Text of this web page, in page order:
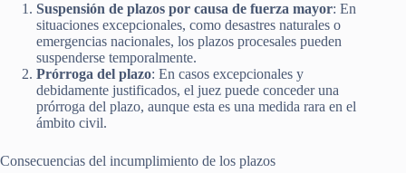
Suspensión de plazos por causa de fuerza mayor: En
situaciones excepcionales, como desastres naturales o
emergencias nacionales, los plazos procesales pueden
suspenderse temporalmente.
Prórroga del plazo: En casos excepcionales y
debidamente justificados, el juez puede conceder una
prórroga del plazo, aunque esta es una medida rara en el
ámbito civil.
Consecuencias del incumplimiento de los plazos